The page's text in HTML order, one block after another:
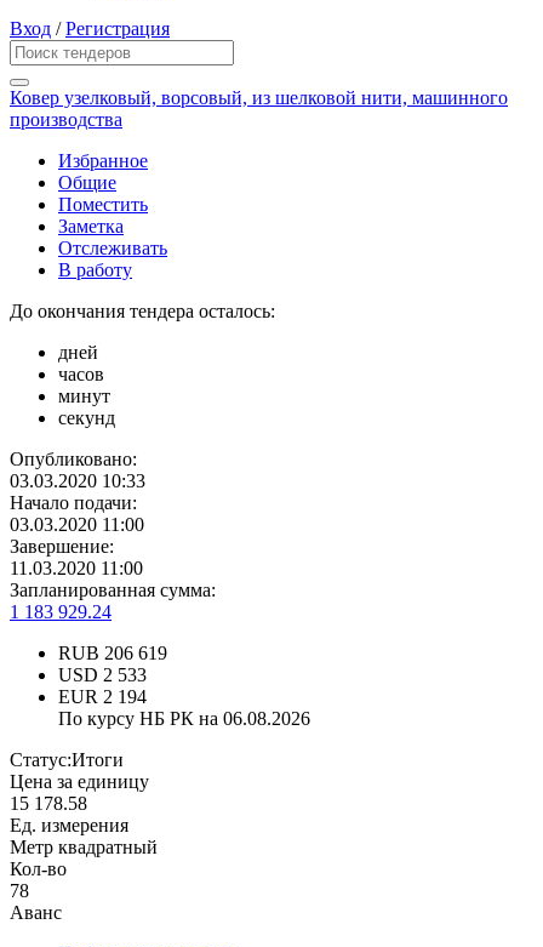
Вход /Регистрация
Ковер узелковый, ворсовый, из шелковой нити, машинного
производства
Избранное
Общие
Поместить
Заметка
Отслеживать
В работу
До окончания тендера осталось:
дней
часов
минут
секунд
Опубликовано:
03.03.2020 10:33
Начало подачи:
03.03.2020 11:00
Завершение:
11.03.2020 11:00
Запланированная сумма:
1 183 929.24
RUB 206 619
USD 2 533
EUR 2 194
По курсу НБ РК на 06.08.2026
Статус:Итоги
Цена за единицу
15 178.58
Ед. измерения
Метр квадратный
Кол-во
78
Аванс